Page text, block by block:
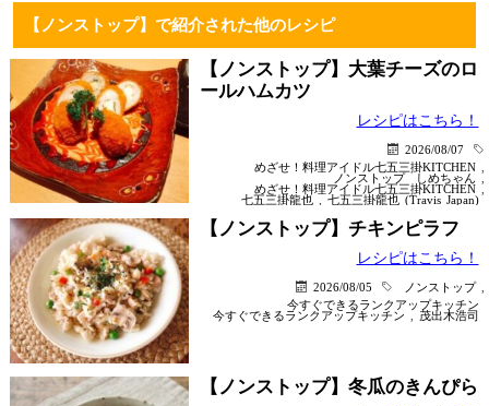
【ノンストップ】で紹介された他のレシピ
【ノンストップ】大葉チーズのロ
ールハムカツ
レシピはこちら！
2026/08/07
めざせ！料理アイドル七五三掛KITCHEN
ノンストップ
しめちゃん
,
めざせ！料理アイドル七五三掛KITCHEN ,
七五三掛龍也
七五三掛龍也 (Travis Japan)
【ノンストップ】チキンピラフ
レシピはこちら！
2026/08/05 ノンストップ
今すぐできるランクアップキッチン
今すぐできるランクアップキッチン
茂出木浩司
【ノンストップ】冬瓜のきんぴら